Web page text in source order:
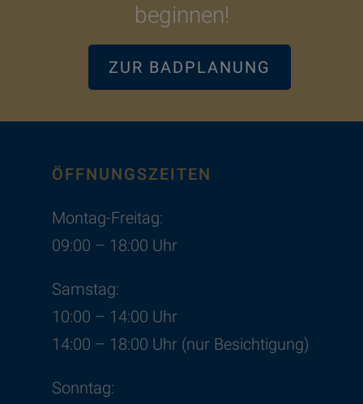
beginnen!
ZUR BADPLANUNG
ÖFFNUNGSZEITEN
Montag-Freitag:
09:00 – 18:00 Uhr
Samstag:
10:00 – 14:00 Uhr
14:00 – 18:00 Uhr (nur Besichtigung)
Sonntag: